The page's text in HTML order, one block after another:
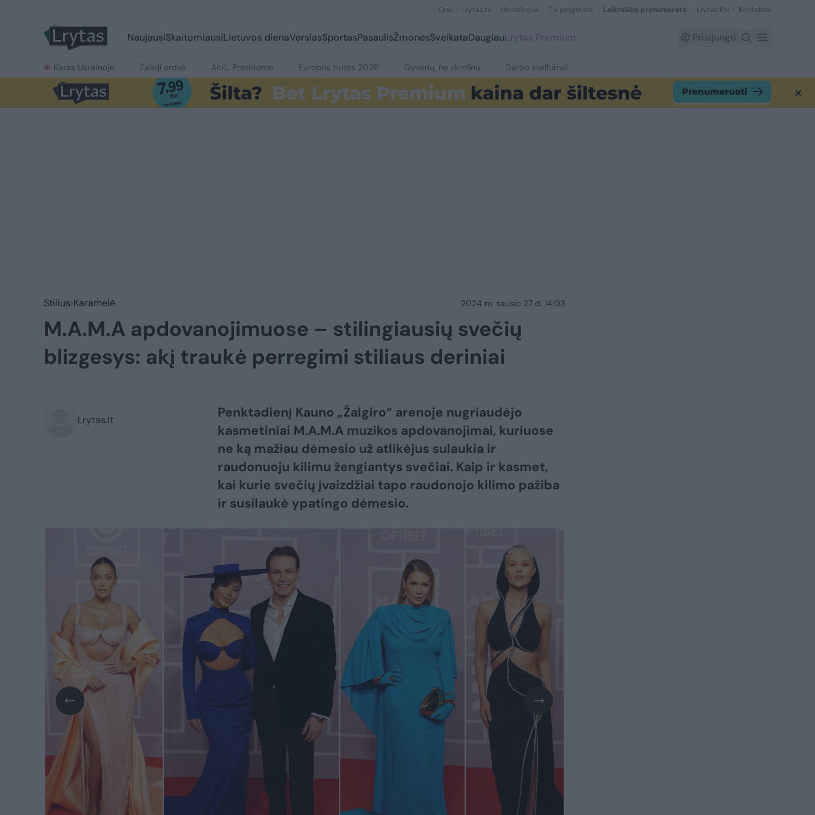
Orai Lrytas.tv Horoskopai TV programa Laikraščio prenumerata Lrytas EN Kontaktai
NaujausiSkaitomiausiLietuvos dienaVerslasSportasPasaulisŽmonėsSveikataDaugiauLrytas Premium Prisijungti
Karas Ukrainoje Žalioji erdvė Ačiū, Prezidente Europos burės 2026 Gyvenu, ne skrolinu Darbo skelbimai
Stilius Karamelė 2024 m. sausio 27 d. 14:03
M.A.M.A apdovanojimuose – stilingiausių svečių
blizgesys: akį traukė perregimi stiliaus deriniai
Lrytas.lt
Penktadienį Kauno „Žalgiro“ arenoje nugriaudėjo
kasmetiniai M.A.M.A muzikos apdovanojimai, kuriuose
ne ką mažiau dėmesio už atlikėjus sulaukia ir
raudonuoju kilimu žengiantys svečiai. Kaip ir kasmet,
kai kurie svečių įvaizdžiai tapo raudonojo kilimo pažiba
ir susilaukė ypatingo dėmesio.